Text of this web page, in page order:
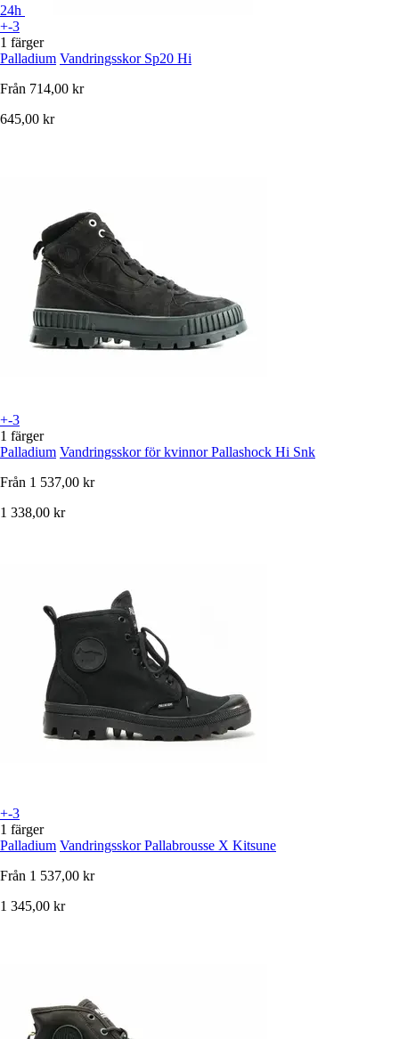
24h
+-3
1 färger
Palladium Vandringsskor Sp20 Hi
Från 714,00 kr
645,00 kr
+-3
1 färger
Palladium Vandringsskor för kvinnor Pallashock Hi Snk
Från 1 537,00 kr
1 338,00 kr
+-3
1 färger
Palladium Vandringsskor Pallabrousse X Kitsune
Från 1 537,00 kr
1 345,00 kr